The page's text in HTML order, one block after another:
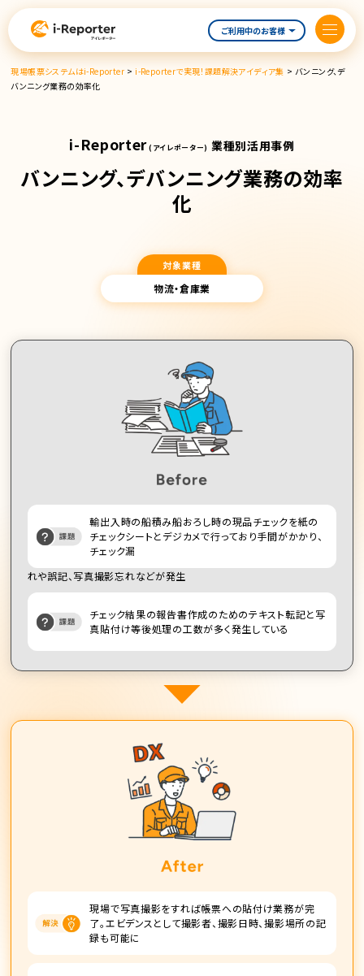
容
ご利用中のお客様
現場帳票システムはi-Reporter >i-Reporterで実現！課題解決アイディア集 > バンニング、デ
バンニング業務の効率化
i-Reporter(アイレポーター) 業種別活用事例
バンニング、デバンニング業務の効率
化
対象業種
物流・倉庫業
輸出入時の船積み船おろし時の現品チェックを紙の
チェックシートとデジカメで行っており手間がかかり、
チェック漏
れや誤記、写真撮影忘れなどが発生
チェック結果の報告書作成のためのテキスト転記と写
真貼付け等後処理の工数が多く発生している
現場で写真撮影をすれば帳票への貼付け業務が完
了。エビデンスとして撮影者、撮影日時、撮影場所の記
録も可能に